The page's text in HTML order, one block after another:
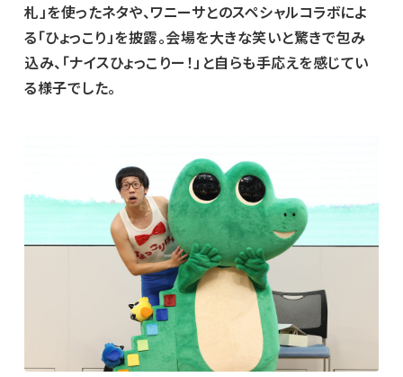
札」を使ったネタや、ワニーサとのスペシャルコラボによ
る「ひょっこり」を披露。会場を大きな笑いと驚きで包み
込み、「ナイスひょっこりー！」と自らも手応えを感じてい
る様子でした。